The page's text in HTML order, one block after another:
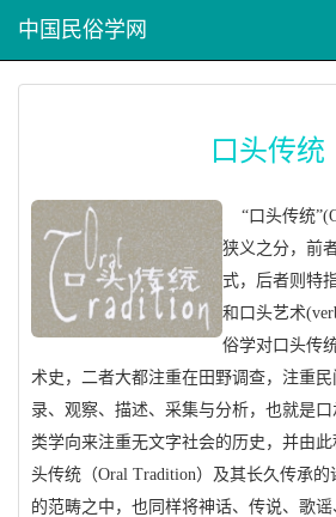
中国民俗学网
口头传统
“口头传统
狭义之分，前
式，后者则特
和口头艺术
俗学对口头传
术史，二者大都注重在田野调查，注重
录、观察、描述、采集与分析，也就是
类学向来注重无文字社会的历史，并由
头传统（Oral Tradition）及其长久传承
的范畴之中，也同样将神话、传说、歌